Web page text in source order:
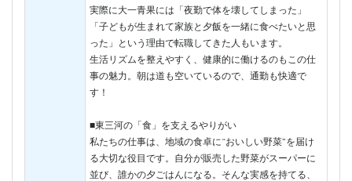
実際に大一青果には「夜勤で体を壊してしまった」
「子どもが生まれて家族と夕飯を一緒に食べたいと思
った」という理由で転職してきた人もいます。
生活リズムを整えやすく、健康的に働けるのもこの仕
事の魅力。朝は道も空いているので、通勤も快適で
す！
■東三河の「食」を支えるやりがい
私たちの仕事は、地域の食卓に“おいしい野菜”を届け
る大切な役目です。自分が販売した野菜がスーパーに
並び、誰かの夕ごはんになる。そんな実感を持てる、